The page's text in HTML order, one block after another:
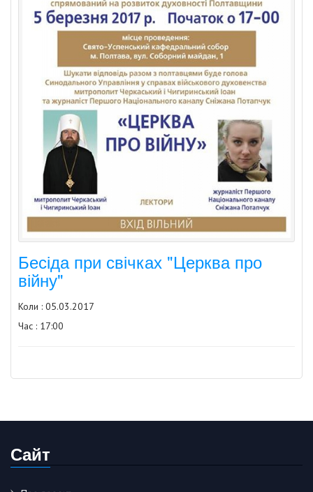
Бесіда при свічках "Церква про
війну"
Коли : 05.03.2017
Час : 17:00
Сайт